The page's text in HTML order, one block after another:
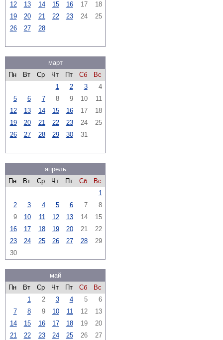
12
13 14 15 16 17
18
19
20 21 22 23 24
25
26
27 28
март
Пн
Вт Ср Чт Пт Сб
Вс
1
2 3
4
5
6 7 8 9 10
11
12
13 14 15 16 17
18
19
20 21 22 23 24
25
26
27 28 29 30 31
апрель
Пн
Вт Ср Чт Пт Сб
Вс
1
2
3 4 5 6 7
8
9
10 11 12 13 14
15
16
17 18 19 20 21
22
23
24 25 26 27 28
29
30
май
Пн
Вт Ср Чт Пт Сб
Вс
1
2 3 4 5
6
7
8 9 10 11 12
13
14
15 16 17 18 19
20
21
22 23 24 25 26
27